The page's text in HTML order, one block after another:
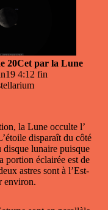
20Cet par la Lune
4:12 fin
la Lune occultel’
disparaît du côté
disque lunaire puisque
portion éclairée est de
astres sont à l’Est-
environ.